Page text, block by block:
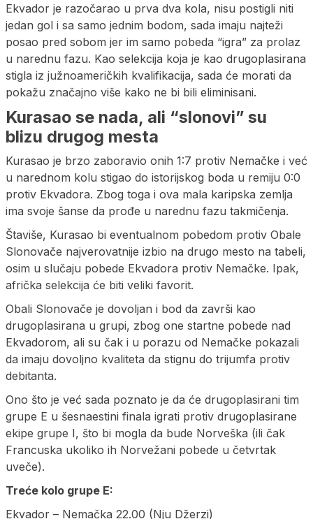
Ekvador je razočarao u prva dva kola, nisu postigli niti
jedan gol i sa samo jednim bodom, sada imaju najteži
posao pred sobom jer im samo pobeda “igra” za prolaz
u narednu fazu. Kao selekcija koja je kao drugoplasirana
stigla iz južnoameričkih kvalifikacija, sada će morati da
pokažu značajno više kako ne bi bili eliminisani.
Kurasao se nada, ali “slonovi” su
blizu drugog mesta
Kurasao je brzo zaboravio onih 1:7 protiv Nemačke i već
u narednom kolu stigao do istorijskog boda u remiju 0:0
protiv Ekvadora. Zbog toga i ova mala karipska zemlja
ima svoje šanse da prođe u narednu fazu takmičenja.
Štaviše, Kurasao bi eventualnom pobedom protiv Obale
Slonovače najverovatnije izbio na drugo mesto na tabeli,
osim u slučaju pobede Ekvadora protiv Nemačke. Ipak,
afrička selekcija će biti veliki favorit.
Obali Slonovače je dovoljan i bod da završi kao
drugoplasirana u grupi, zbog one startne pobede nad
Ekvadorom, ali su čak i u porazu od Nemačke pokazali
da imaju dovoljno kvaliteta da stignu do trijumfa protiv
debitanta.
Ono što je već sada poznato je da će drugoplasirani tim
grupe E u šesnaestini finala igrati protiv drugoplasirane
ekipe grupe I, što bi mogla da bude Norveška (ili čak
Francuska ukoliko ih Norvežani pobede u četvrtak
uveče).
Treće kolo grupe E:
Ekvador – Nemačka 22.00 (Nju Džerzi)